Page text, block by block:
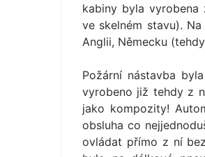
kabiny byla
ve skelném stavu).
Anglii, Německu
Požární nástavba
vyrobeno již tehdy z
jako kompozity!
obsluha co
ovládat přímo z ní